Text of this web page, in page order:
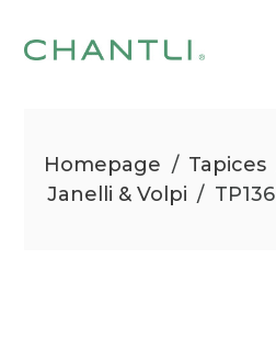
Homepage / Tapices
Janelli & Volpi / TP136